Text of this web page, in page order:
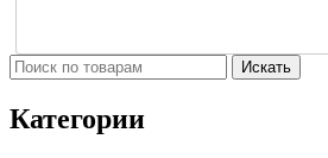
Искать
Категории